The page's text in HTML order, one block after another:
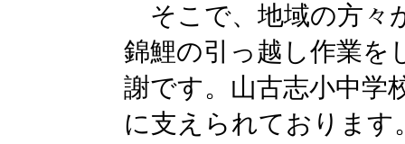
そこで、地域の方々
錦鯉の引っ越し作業を
謝です。山古志小中学
に支えられております